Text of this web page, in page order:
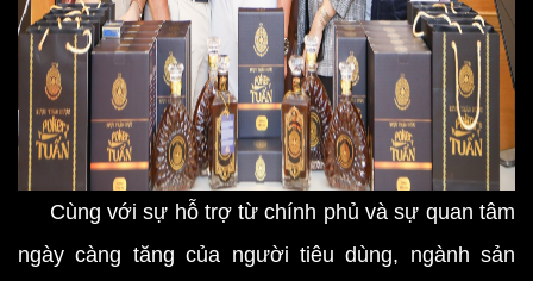
Cùng với sự hỗ trợ từ chính phủ và sự quan tâm
ngày càng tăng của người tiêu dùng, ngành sản